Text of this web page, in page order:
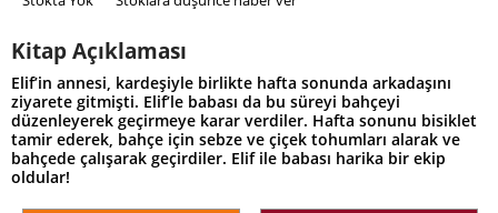
Kitap Açıklaması
Elif’in annesi, kardeşiyle birlikte hafta sonunda arkadaşını
ziyarete gitmişti. Elif’le babası da bu süreyi bahçeyi
düzenleyerek geçirmeye karar verdiler. Hafta sonunu bisiklet
tamir ederek, bahçe için sebze ve çiçek tohumları alarak ve
bahçede çalışarak geçirdiler. Elif ile babası harika bir ekip
oldular!